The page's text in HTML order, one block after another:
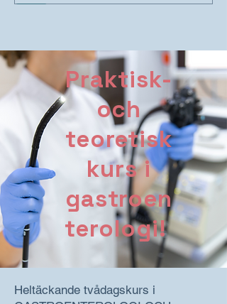
Praktisk-
och
teoretisk
kurs i
gastroen
terologi!
Heltäckande tvådagskurs i